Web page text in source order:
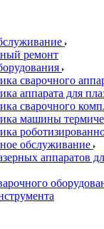
ремонт
сварочного
аппарата для
сварочного
машины
обслуживание
аппаратов